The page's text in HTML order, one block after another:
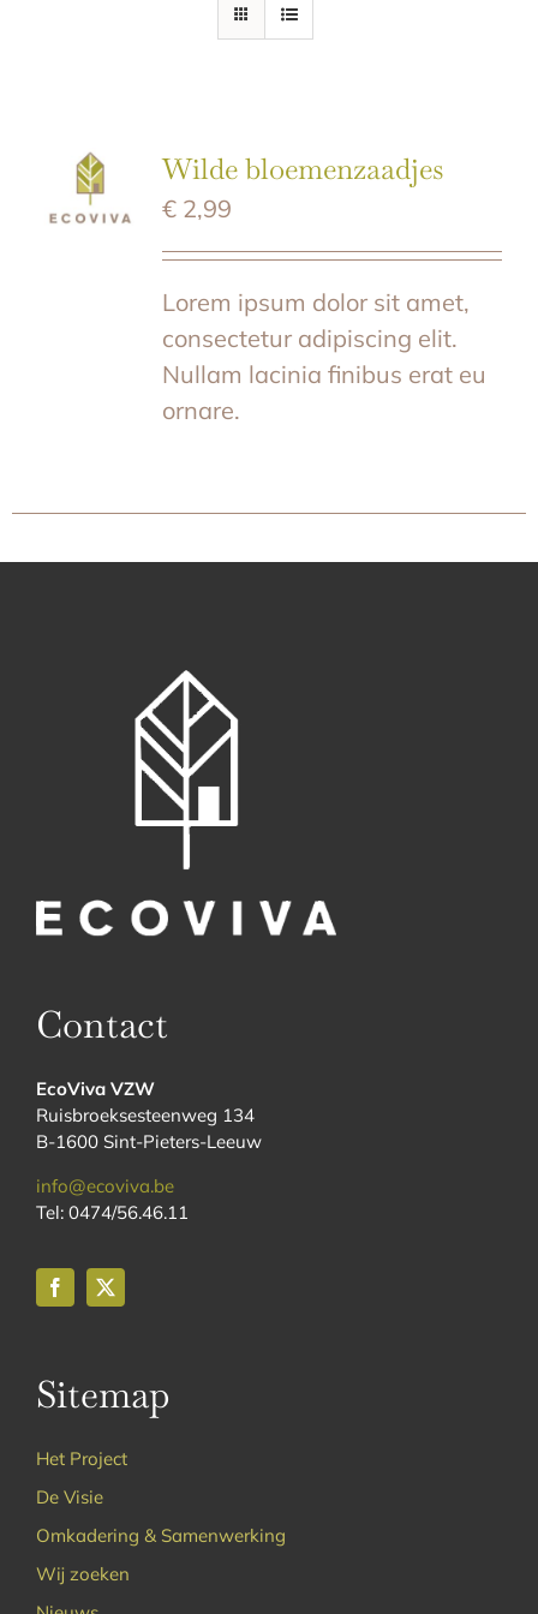
Wilde bloemenzaadjes
€2,99
Lorem ipsum dolor sit amet,
consectetur adipiscing elit.
Nullam lacinia finibus erat eu
ornare.
Contact
EcoViva VZW
Ruisbroeksesteenweg 134
B-1600 Sint-Pieters-Leeuw
info@ecoviva.be
Tel: 0474/56.46.11
Sitemap
Het Project
De Visie
Omkadering & Samenwerking
Wij zoeken